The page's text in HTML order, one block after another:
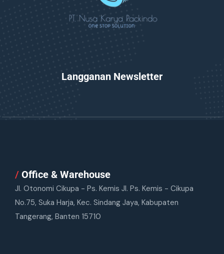
Langganan Newsletter
/ Office & Warehouse
Jl. Otonomi Cikupa - Ps. Kemis Jl. Ps. Kemis - Cikupa
No.75, Suka Harja, Kec. Sindang Jaya, Kabupaten
Tangerang, Banten 15710